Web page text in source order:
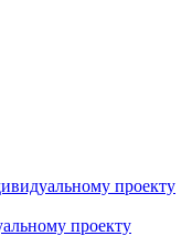
проекту
проекту